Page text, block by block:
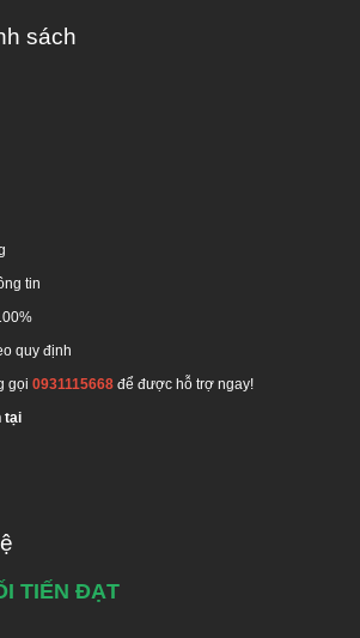
sách
tin
quy định
gọi 0931115668 để được hỗ trợ ngay!
tại
TIẾN ĐẠT